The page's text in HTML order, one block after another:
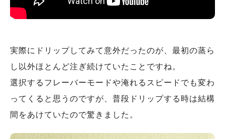
実際にドリップしてみて意外だったのが、最初の蒸ら
し以外ほとんど注ぎ続けていたことですね。
選択するフレーバーモードや淹れるスピードでも変わ
ってくると思うのですが、普段ドリップする時は結構
間をあけていたので驚きました。